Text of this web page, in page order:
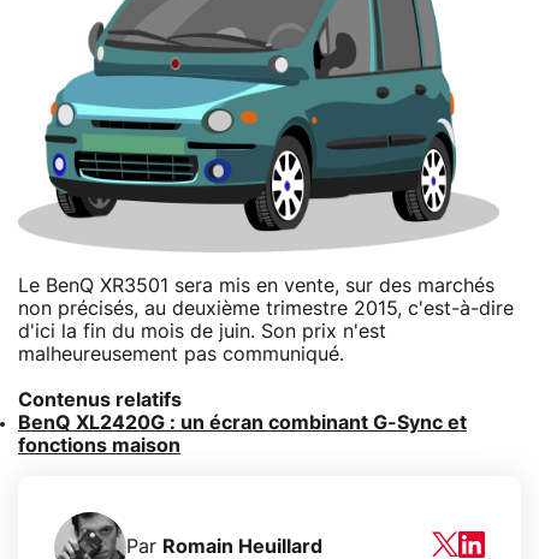
Le BenQ XR3501 sera mis en vente, sur des marchés
non précisés, au deuxième trimestre 2015, c'est-à-dire
d'ici la fin du mois de juin. Son prix n'est
malheureusement pas communiqué.
Contenus relatifs
BenQ XL2420G : un écran combinant G-Sync et
fonctions maison
Par Romain Heuillard